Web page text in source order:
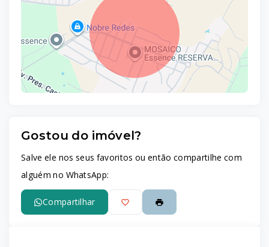
Gostou do imóvel?
Salve ele nos seus favoritos ou então compartilhe com
alguém no WhatsApp:
Compartilhar